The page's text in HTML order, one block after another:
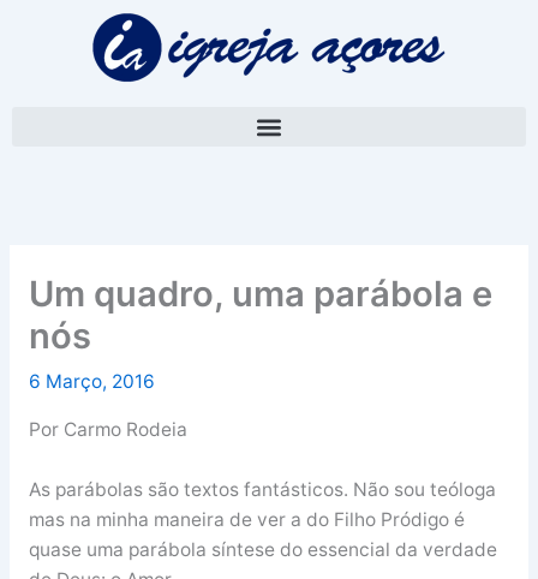
Um quadro, uma parábola e
nós
6 Março, 2016
Por Carmo Rodeia
As parábolas são textos fantásticos. Não sou teóloga
mas na minha maneira de ver a do Filho Pródigo é
quase uma parábola síntese do essencial da verdade